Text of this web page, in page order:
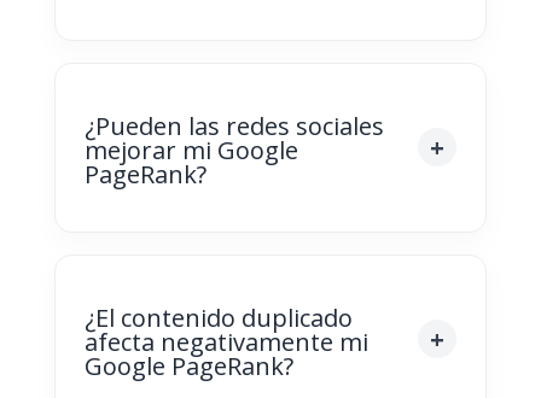
¿Pueden las redes sociales
mejorar mi Google
PageRank?
¿El contenido duplicado
afecta negativamente mi
Google PageRank?